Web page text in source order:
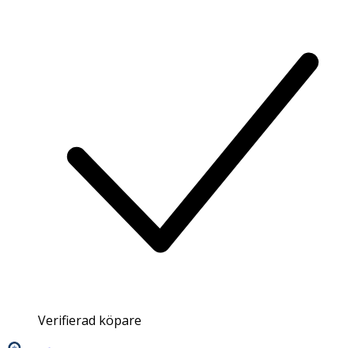
Verifierad köpare